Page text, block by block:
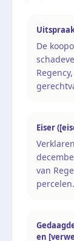
De
Eiser
van
percelen.
en